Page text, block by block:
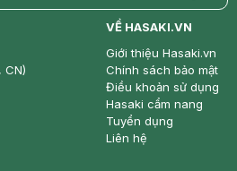
price
CN)
VỀ HASAKI.VN
Giới thiệu Hasaki.vn
Chính sách bảo mật
Điều khoản sử dụng
Hasaki cẩm nang
Tuyển dụng
Liên hệ